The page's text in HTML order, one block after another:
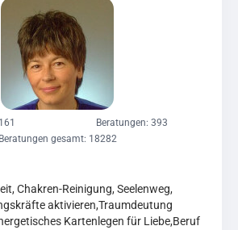
Chakren-Reinigung, Seelenweg,
aktivieren,Traumdeutung
Kartenlegen für Liebe,Beruf
Beratungen: 393
Beratungen gesamt: 18282